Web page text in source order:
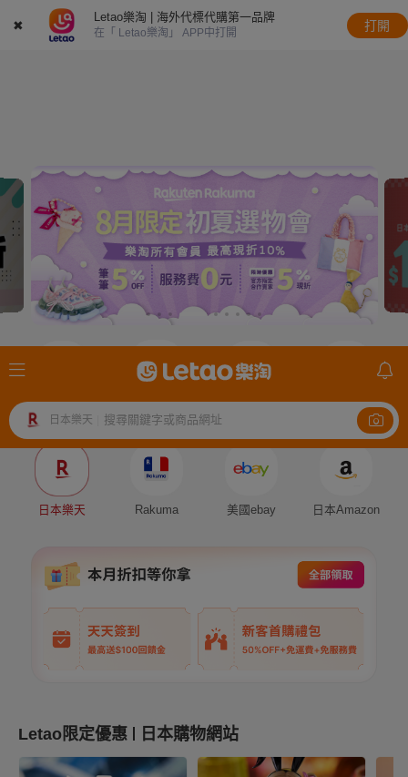
✖
Letao樂淘 | 海外代標代購第一品牌
在「 Letao樂淘」 APP中打開
打開
日本樂天 搜尋關鍵字或商品網址
Auction
Fleamarket
mercari
日本樂天 Rakuma 美國ebay 日本Amazon
Letao限定優惠 日本購物網站